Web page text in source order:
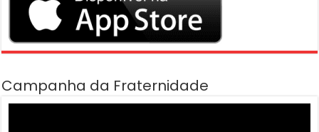
Campanha da Fraternidade